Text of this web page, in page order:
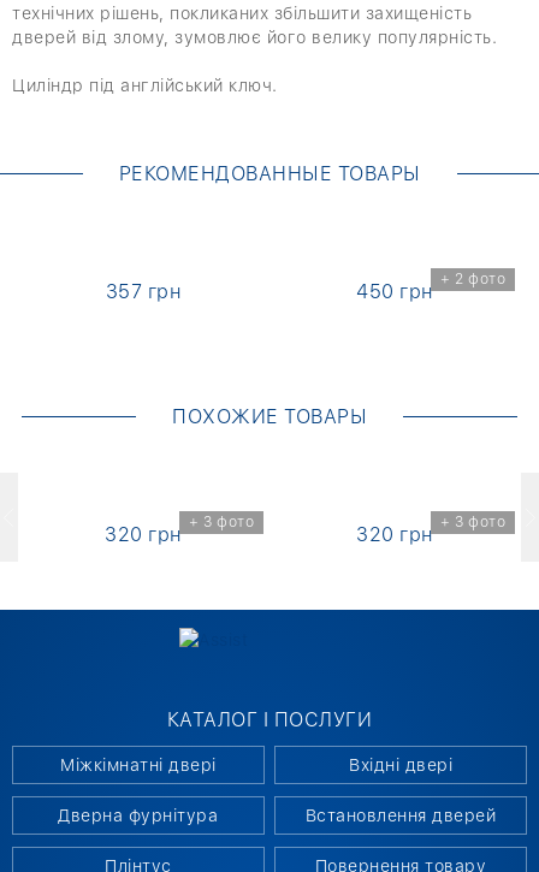
технічних рішень, покликаних збільшити захищеність
дверей від злому, зумовлює його велику популярність.
Циліндр під англійський ключ.
РЕКОМЕНДОВАННЫЕ ТОВАРЫ
357 грн
+ 2 фото
450 грн
ПОХОЖИЕ ТОВАРЫ
+ 3 фото
320 грн
+ 3 фото
320 грн
КАТАЛОГ І ПОСЛУГИ
Міжкімнатні двері Вхідні двері
Дверна фурнітура Встановлення дверей
Плінтус Повернення товару